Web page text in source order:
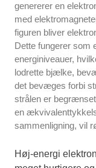
genererer en
med
figuren bliver
Dette fungerer som
energiniveauer,
lodrette bjælke,
det bevæges forbi
strålen er
en
sammenligning, vil
Høj-energi